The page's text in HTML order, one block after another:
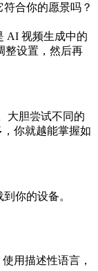
合你的愿景吗？
AI 视频生成中的
整设置，然后再
大胆尝试不同的
你就越能掌握如
你的设备。
用描述性语言，